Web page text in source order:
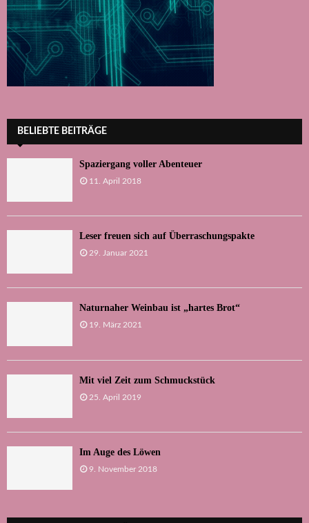
BELIEBTE BEITRÄGE
Spaziergang voller Abenteuer
11. April 2018
Leser freuen sich auf Überraschungspakte
29. Januar 2021
Naturnaher Weinbau ist „hartes Brot“
19. März 2021
Mit viel Zeit zum Schmuckstück
25. April 2019
Im Auge des Löwen
9. November 2018